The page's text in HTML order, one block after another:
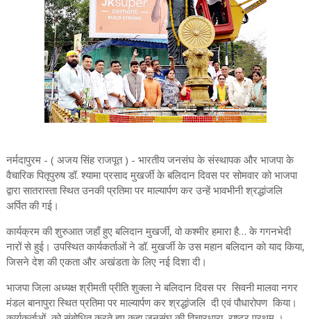
नर्मदापुरम - ( अजय सिंह राजपूत ) - भारतीय जनसंघ के संस्थापक और भाजपा के
वैचारिक पितृपुरुष डॉ. श्यामा प्रसाद मुखर्जी के बलिदान दिवस पर सोमवार को भाजपा
द्वारा सातरास्ता स्थित उनकी प्रतिमा पर माल्यार्पण कर उन्हें भावभीनी श्रद्धांजलि
अर्पित की गई।
कार्यक्रम की शुरुआत जहाँ हुए बलिदान मुखर्जी, वो कश्मीर हमारा है… के गगनभेदी
नारों से हुई। उपस्थित कार्यकर्ताओं ने डॉ. मुखर्जी के उस महान बलिदान को याद किया,
जिसने देश की एकता और अखंडता के लिए नई दिशा दी।
भाजपा जिला अध्यक्ष श्रीमती प्रीति शुक्ला ने बलिदान दिवस पर सिवनी मालवा नगर
मंडल बानापुरा स्थित प्रतिमा पर माल्यार्पण कर श्रद्धांजलि दी एवं पौधारोपण किया।